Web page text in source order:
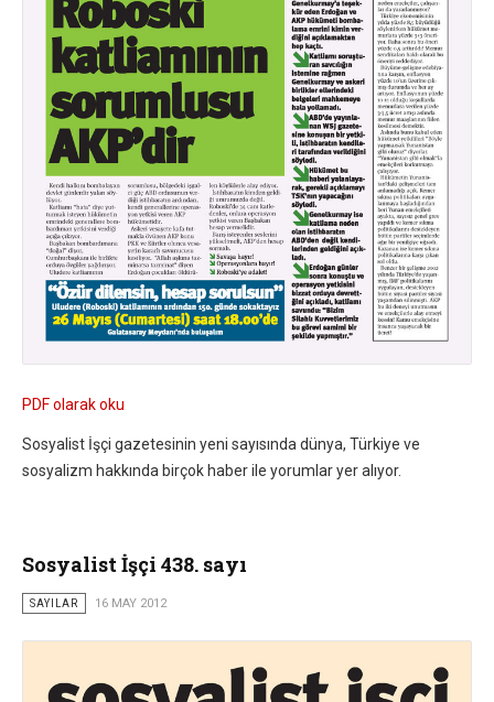
PDF olarak oku
Sosyalist İşçi gazetesinin yeni sayısında dünya, Türkiye ve
sosyalizm hakkında birçok haber ile yorumlar yer alıyor.
Sosyalist İşçi 438. sayı
SAYILAR 16 MAY 2012